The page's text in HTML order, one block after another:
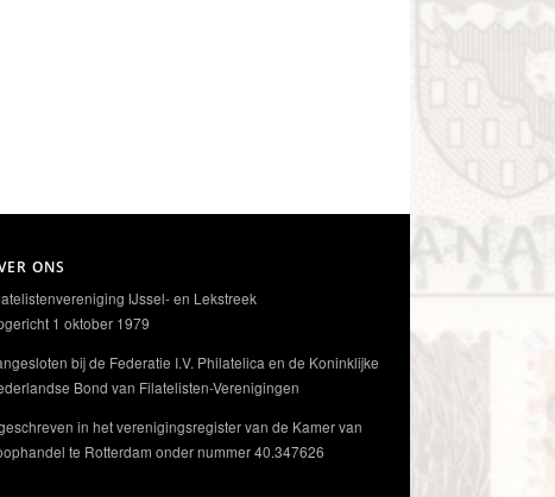
ONS
IJssel- en Lekstreek
1 oktober 1979
bij de Federatie I.V. Philatelica en de Koninklijke
Bond van Filatelisten-Verenigingen
in het verenigingsregister van de Kamer van
te Rotterdam onder nummer 40.347626